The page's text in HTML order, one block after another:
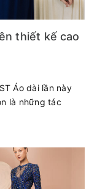
thiết kế cao
Áo dài lần này
là những tác